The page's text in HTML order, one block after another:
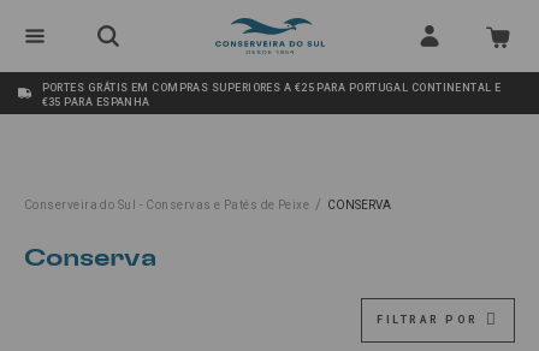
PORTES GRÁTIS EM COMPRAS SUPERIORES A €25 PARA PORTUGAL CONTINENTAL E
€35 PARA ESPANHA
Conserveira do Sul - Conservas e Patés de Peixe / CONSERVA
conserva
FILTRAR POR